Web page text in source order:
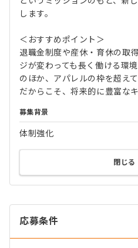
します。
＜おすすめポイント＞
退職金制度や産休・育休の取
ジが変わっても長く働ける環
のほか、アパレルの枠を超え
だからこそ、将来的に豊富な
募集背景
体制強化
閉じる
応募条件